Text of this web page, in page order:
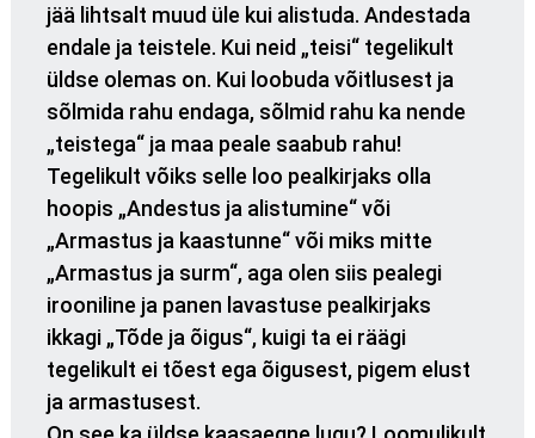
jää lihtsalt muud üle kui alistuda. Andestada
endale ja teistele. Kui neid „teisi“ tegelikult
üldse olemas on. Kui loobuda võitlusest ja
sõlmida rahu endaga, sõlmid rahu ka nende
„teistega“ ja maa peale saabub rahu!
Tegelikult võiks selle loo pealkirjaks olla
hoopis „Andestus ja alistumine“ või
„Armastus ja kaastunne“ või miks mitte
„Armastus ja surm“, aga olen siis pealegi
irooniline ja panen lavastuse pealkirjaks
ikkagi „Tõde ja õigus“, kuigi ta ei räägi
tegelikult ei tõest ega õigusest, pigem elust
ja armastusest.